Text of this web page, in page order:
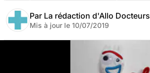
Par La rédaction d'Allo Docteurs
Mis à jour le 10/07/2019